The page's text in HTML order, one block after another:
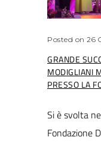
Posted on 26
GRANDE
MODIGLIANI
PRESSO LA
Si è svolta
Fondazione